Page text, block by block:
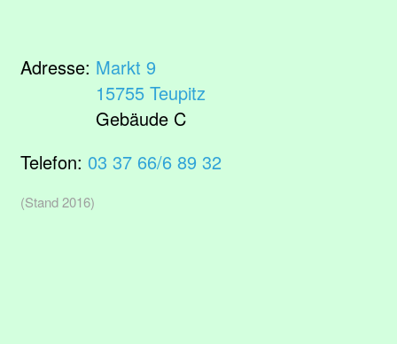
Adresse: Markt 9
15755 Teupitz
Gebäude C
Telefon: 03 37 66/6 89 32
(Stand 2016)